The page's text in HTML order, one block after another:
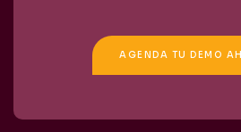
AGENDA TU DEMO